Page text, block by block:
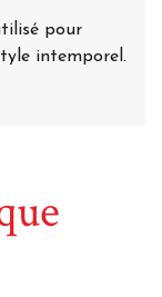
pour
intemporel.